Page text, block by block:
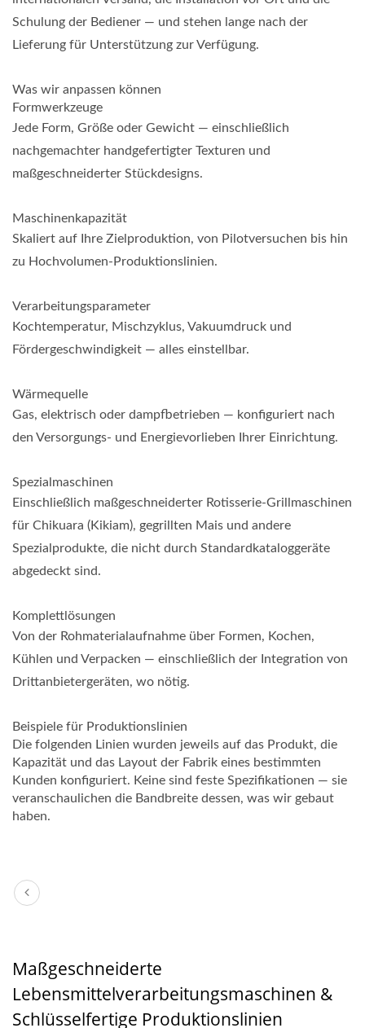
Schulung der Bediener — und stehen lange nach der
Lieferung für Unterstützung zur Verfügung.
Was wir anpassen können
Formwerkzeuge
Jede Form, Größe oder Gewicht — einschließlich
nachgemachter handgefertigter Texturen und
maßgeschneiderter Stückdesigns.
Maschinenkapazität
Skaliert auf Ihre Zielproduktion, von Pilotversuchen bis hin
zu Hochvolumen-Produktionslinien.
Verarbeitungsparameter
Kochtemperatur, Mischzyklus, Vakuumdruck und
Fördergeschwindigkeit — alles einstellbar.
Wärmequelle
Gas, elektrisch oder dampfbetrieben — konfiguriert nach
den Versorgungs- und Energievorlieben Ihrer Einrichtung.
Spezialmaschinen
Einschließlich maßgeschneiderter Rotisserie-Grillmaschinen
für Chikuara (Kikiam), gegrillten Mais und andere
Spezialprodukte, die nicht durch Standardkataloggeräte
abgedeckt sind.
Komplettlösungen
Von der Rohmaterialaufnahme über Formen, Kochen,
Kühlen und Verpacken — einschließlich der Integration von
Drittanbietergeräten, wo nötig.
Beispiele für Produktionslinien
Die folgenden Linien wurden jeweils auf das Produkt, die
Kapazität und das Layout der Fabrik eines bestimmten
Kunden konfiguriert. Keine sind feste Spezifikationen — sie
veranschaulichen die Bandbreite dessen, was wir gebaut
haben.
Maßgeschneiderte
Lebensmittelverarbeitungsmaschinen &
Schlüsselfertige Produktionslinien